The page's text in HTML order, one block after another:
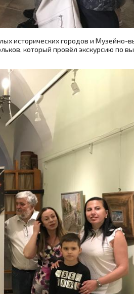
исторических городов и Музейно-
который провёл экскурсию по